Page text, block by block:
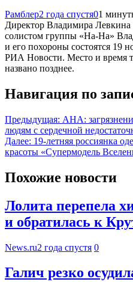
Рамблер2 года спустя01
Директор Владимира
солистом группы «На-На»
и его похороны состоятся 19
РИА Новости. Место и время
названо позднее.
Навигация по
Предыдущая: AHA:
людям с сердечной
Далее: 19-летняя россиянка
красоты «Супермодель
Похожие новости
Лолита перепела
и обратилась к
News.ru2 года спустя 0
Галич резко